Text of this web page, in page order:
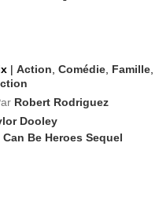
| Action Comédie Famille
Robert Rodriguez
Dooley
Be Heroes Sequel